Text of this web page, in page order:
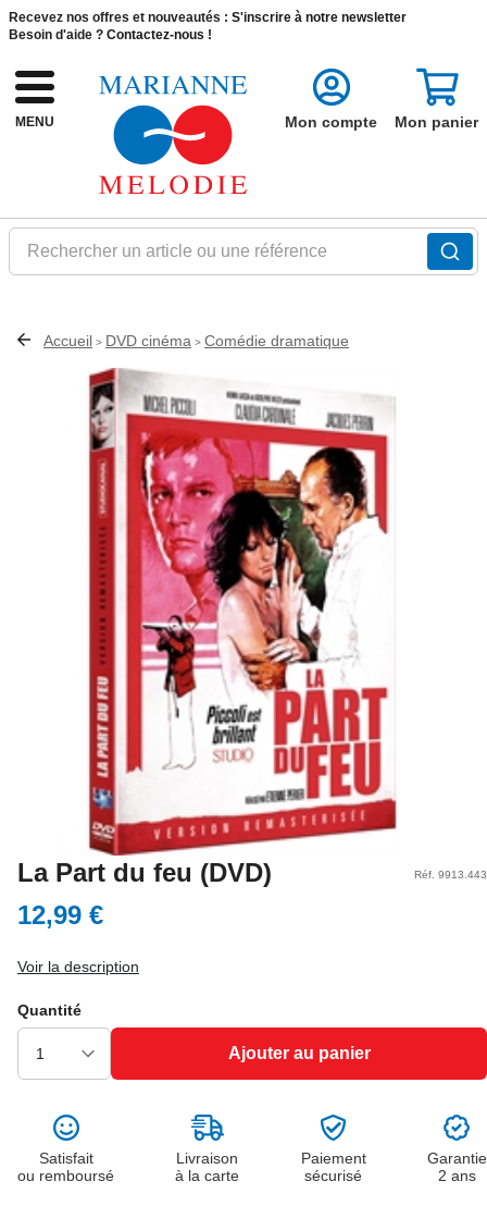
Recevez nos offres et nouveautés : S'inscrire à notre newsletter
Besoin d'aide ? Contactez-nous !
MENU
Rechercher un article ou une référence
Mon compte Mon panier
Accueil > DVD cinéma > Comédie dramatique
La Part du feu (DVD) Réf. 9913.443
12,99 €
Voir la description
Quantité
Ajouter au panier
Satisfait
ou remboursé
Livraison
à la carte
Paiement
sécurisé
Garantie
2 ans